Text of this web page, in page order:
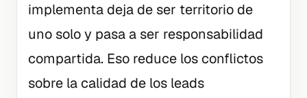
implementa deja de ser territorio de
uno solo y pasa a ser responsabilidad
compartida. Eso reduce los conflictos
sobre la calidad de los leads